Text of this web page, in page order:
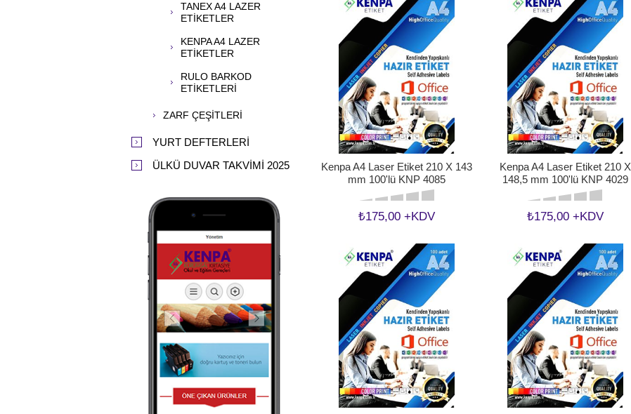
Kenpa A4 Laser Etiket 210 X 143
mm 100'lü KNP 4085
₺175,00 +KDV
Kenpa A4 Laser Etiket 210 X
148,5 mm 100'lü KNP 4029
₺175,00 +KDV
TANEX A4 LAZER
ETİKETLER
KENPA A4 LAZER
ETİKETLER
RULO BARKOD
ETİKETLERİ
ZARF ÇEŞİTLERİ
YURT DEFTERLERİ
ÜLKÜ DUVAR TAKVİMİ 2025